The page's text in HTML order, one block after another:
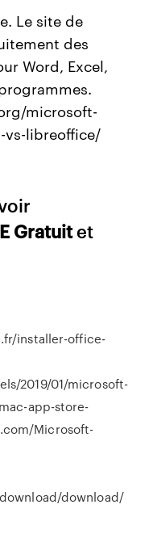
Le site de
des
Word, Excel,
microsoft-
vs-libreoffice/
Gratuitet
installer-office-
2019/01/microsoft-
app-store-
Microsoft-
download/